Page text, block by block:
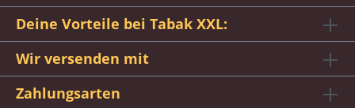
Deine Vorteile bei Tabak XXL:
Wir versenden mit
Zahlungsarten